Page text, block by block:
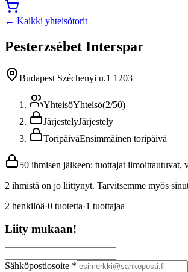
← Kaikki yhteisötorit
Pesterzsébet Interspar
Budapest Széchenyi u.1 1203
YhteisöYhteisö(2/50)
JärjestelyJärjestely
ToripäiväEnsimmäinen toripäivä
50 ihmisen jälkeen: tuottajat ilmoittautuvat,
2 ihmistä on jo liittynyt. Tarvitsemme myös
2 henkilöä·0 tuotetta·1 tuottajaa
Liity mukaan!
Sähköpostiosoite *